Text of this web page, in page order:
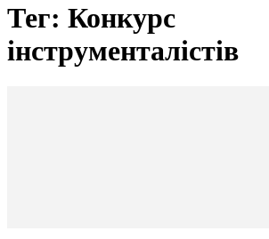
Тег: Конкурс
інструменталістів